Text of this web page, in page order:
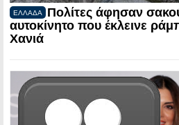
ΕΛΛΑΔΑ
Πολίτες άφησαν
αυτοκίνητο που έκλεινε
Χανιά